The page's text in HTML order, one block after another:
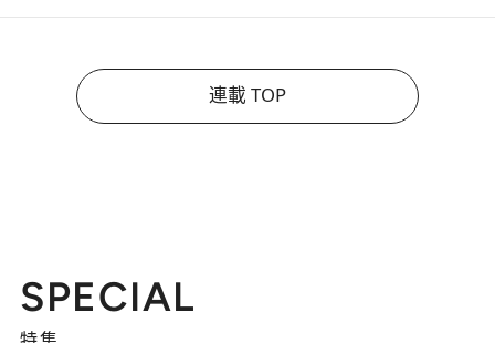
連載 TOP
SPECIAL